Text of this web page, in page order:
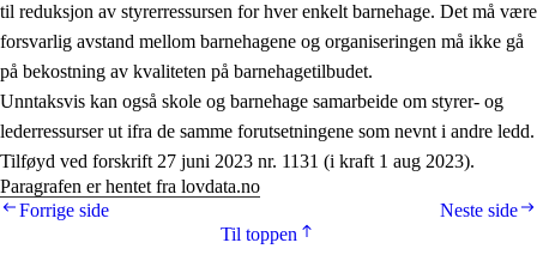
til reduksjon av styrerressursen for hver enkelt barnehage. Det må være
forsvarlig avstand mellom barnehagene og organiseringen må ikke gå
på bekostning av kvaliteten på barnehagetilbudet.
Unntaksvis kan også skole og barnehage samarbeide om styrer- og
lederressurser ut ifra de samme forutsetningene som nevnt i andre ledd.
Tilføyd ved forskrift 27 juni 2023 nr. 1131 (i kraft 1 aug 2023).
Paragrafen er hentet fra lovdata.no
Neste side
Forrige side
Til toppen